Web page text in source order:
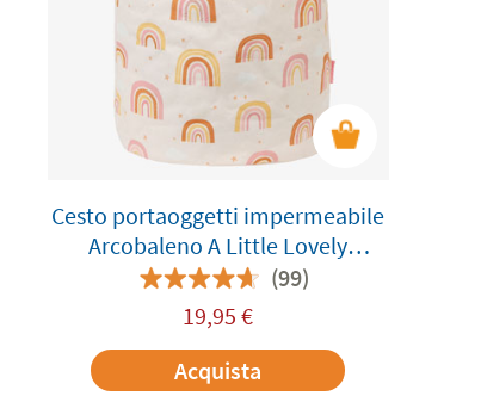
Cesto portaoggetti impermeabile
Arcobaleno A Little Lovely
Company (99)
19,95 €
Acquista